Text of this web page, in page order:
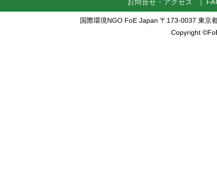
お問合せ・アクセス
国際環境NGO FoE Japan 〒173-0037 東
Copyright